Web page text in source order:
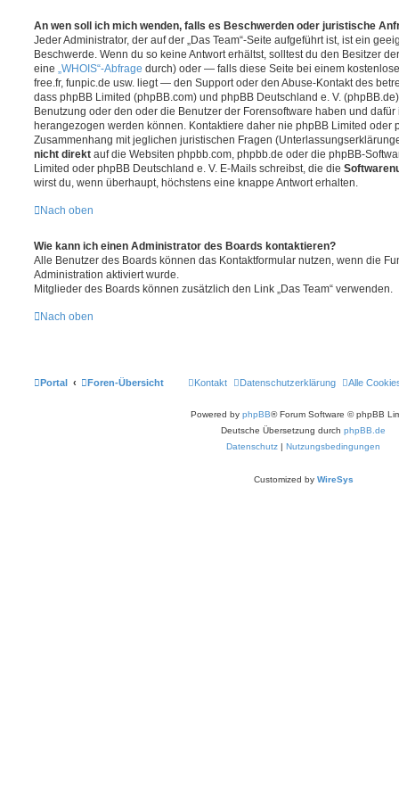
An wen soll ich mich wenden, falls es Beschwerden oder juristische
Jeder Administrator, der auf der „Das Team“-Seite aufgeführt ist, ist ein
Beschwerde. Wenn du so keine Antwort erhältst, solltest du den Besitzer
eine „WHOIS“-Abfrage durch) oder — falls diese Seite bei einem
free.fr, funpic.de usw. liegt — den Support oder den Abuse-Kontakt des
dass phpBB Limited (phpBB.com) und phpBB Deutschland e. V.
Benutzung oder den oder die Benutzer der Forensoftware haben und
herangezogen werden können. Kontaktiere daher nie phpBB Limited oder
Zusammenhang mit jeglichen juristischen Fragen
nicht direkt auf die Websiten phpbb.com, phpbb.de oder die phpBB-
Limited oder phpBB Deutschland e. V. E-Mails schreibst, die die
wirst du, wenn überhaupt, höchstens eine knappe Antwort erhalten.
Nach oben
Wie kann ich einen Administrator des Boards kontaktieren?
Alle Benutzer des Boards können das Kontaktformular nutzen, wenn die
Administration aktiviert wurde.
Mitglieder des Boards können zusätzlich den Link „Das Team“ verwenden.
Nach oben
Portal Foren-Übersicht Alle
Datenschutzerklärung
Kontakt
Powered by phpBB® Forum Software © phpBB
Deutsche Übersetzung durch phpBB.de
Datenschutz | Nutzungsbedingungen
Customized by WireSys